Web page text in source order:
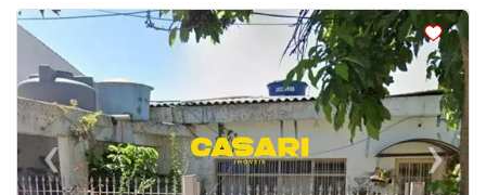
<<<
‹Previous ›Next